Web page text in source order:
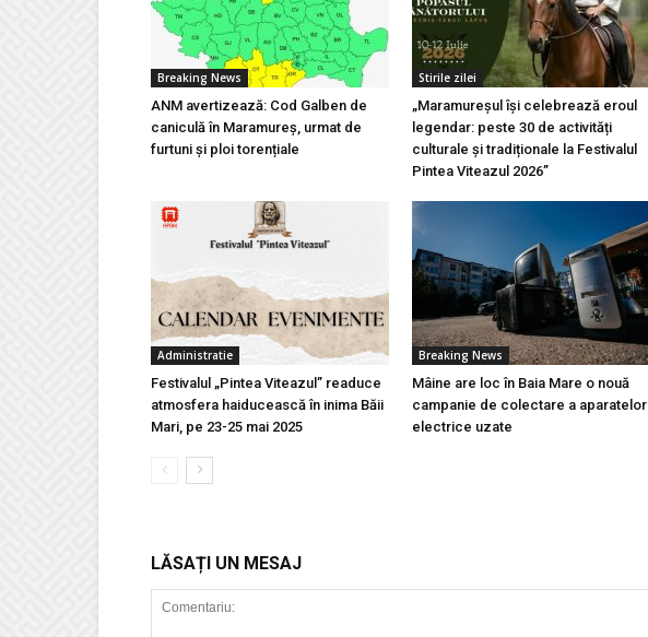
Breaking News
ANM avertizează: Cod Galben de
caniculă în Maramureș, urmat de
furtuni și ploi torențiale
Stirile zilei
„Maramureșul își celebrează eroul
legendar: peste 30 de activități
culturale și tradiționale la Festivalul
Pintea Viteazul 2026”
Administratie
Festivalul „Pintea Viteazul” readuce
atmosfera haiducească în inima Băii
Mari, pe 23-25 mai 2025
Breaking News
Mâine are loc în Baia Mare o nouă
campanie de colectare a aparatelor
electrice uzate
LĂSAȚI UN MESAJ